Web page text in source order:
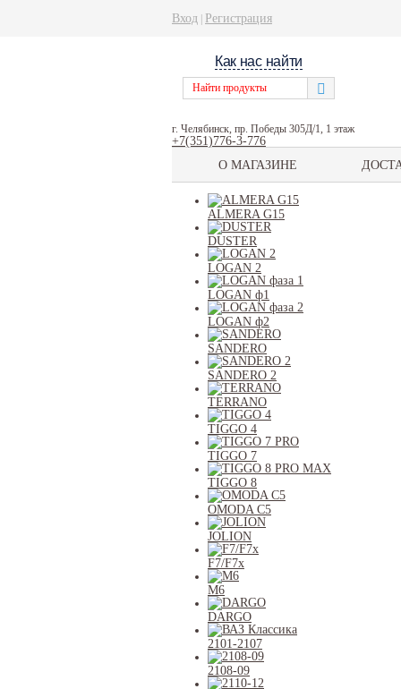
Вход Регистрация
Как нас найти
г. Челябинск, пр. Победы 305Д/1, 1 этаж
+7(351)776-3-776
О МАГАЗИНЕ
ALMERA G15
DUSTER
LOGAN 2
LOGAN ф1
LOGAN ф2
SANDERO
SANDERO 2
TERRANO
TIGGO 4
TIGGO 7
TIGGO 8
OMODA C5
JOLION
F7/F7x
M6
DARGO
2101-2107
2108-09